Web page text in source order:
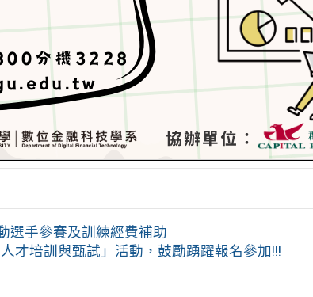
選手參賽及訓練經費補助
才培訓與甄試」活動，鼓勵踴躍報名參加!!!